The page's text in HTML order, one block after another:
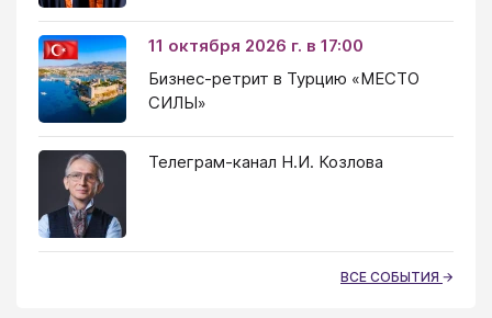
11 октября 2026 г. в 17:00
Бизнес-ретрит в Турцию «МЕСТО
СИЛЫ»
Телеграм-канал Н.И. Козлова
ВСЕ СОБЫТИЯ